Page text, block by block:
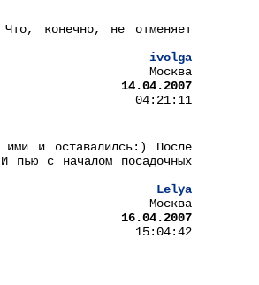
конечно, не отменяет
ivolga
Москва
14.04.2007
04:21:11
и оставалилсь:) После
пью с началом посадочных
Lelya
Москва
16.04.2007
15:04:42